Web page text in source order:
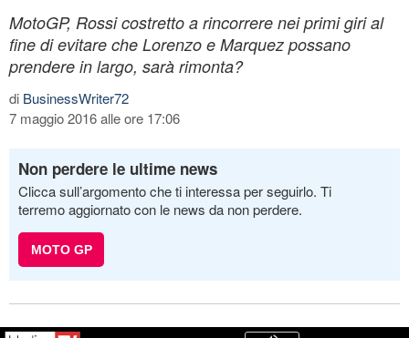
MotoGP, Rossi costretto a rincorrere nei primi giri al
fine di evitare che Lorenzo e Marquez possano
prendere in largo, sarà rimonta?
di BusinessWriter72
7 maggio 2016 alle ore 17:06
Non perdere le ultime news
Clicca sull’argomento che ti interessa per seguirlo. Ti
terremo aggiornato con le news da non perdere.
MOTO GP